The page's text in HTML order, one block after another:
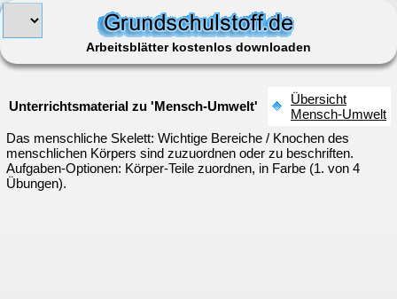
Arbeitsblätter kostenlos downloaden
Unterrichtsmaterial zu 'Mensch-Umwelt'
Übersicht
Mensch-Umwelt
Das menschliche Skelett: Wichtige Bereiche / Knochen des
menschlichen Körpers sind zuzuordnen oder zu beschriften.
Aufgaben-Optionen: Körper-Teile zuordnen, in Farbe (1. von 4
Übungen).